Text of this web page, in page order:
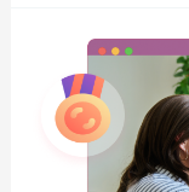
son
temps